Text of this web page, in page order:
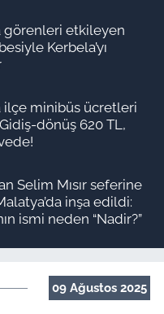
görenleri etkileyen
Kerbela’yı
ilçe minibüs ücretleri
dönüş 620 TL,
Selim Mısır seferine
inşa edildi:
ismi neden “Nadir?”
09 Ağustos 2025